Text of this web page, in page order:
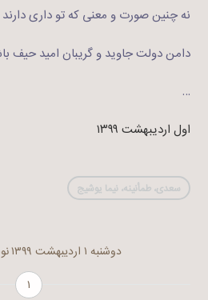
نه چنین صورت و معنی که تو داری دارند
دامن دولت جاوید و گریبان امید حیف
…
اول اردیبهشت ۱۳۹۹
سعدی، طمأنینه، نیما یوشیج
دوشنبه ۱ اردیبهشت ۱۳۹۹
۱